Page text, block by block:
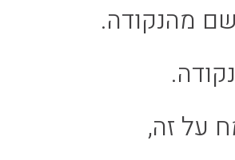
מהנקודה.
על זה,